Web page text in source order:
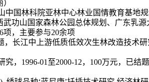
中国林科院亚林中心林业国情教育基地
功山国家森林公园总体规划、广东乳
项，主要参与20余项
长江中上游低质低效次生林改造技术研
究， 1996-01 至2000-12， 100万元，已结